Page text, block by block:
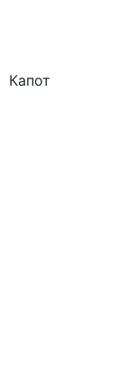
Капот